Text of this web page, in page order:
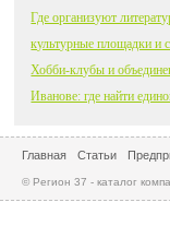
Где организуют
культурные площадки и
Хобби-клубы и
Иванове: где найти
Главная Статьи
© Регион 37 - каталог